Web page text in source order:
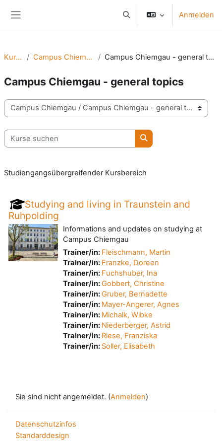
Sucheingabe umschalten
Anmelden
Kurse Campus Chiemgau Campus Chiemgau - general topics
Campus Chiemgau - general topics
Kursbereiche
Kurse suchen
Kurse suchen
Studiengangsübergreifender Kursbereich
Studying and living in Traunstein and
Ruhpolding
Informations and updates on studying at
Campus Chiemgau
Trainer/in: Fleischmann, Martin
Trainer/in: Franzke, Doreen
Trainer/in: Fuchshuber, Ina
Trainer/in:Gobbert, Christine
Trainer/in:Gruber, Bernadette
Trainer/in: Mayer-Angerer, Agnes
Trainer/in: Michalk, Wibke
Trainer/in: Niederberger, Astrid
Trainer/in: Riese, Franziska
Trainer/in: Soller, Elisabeth
Sie sind nicht angemeldet. (Anmelden)
Datenschutzinfos
Standarddesign